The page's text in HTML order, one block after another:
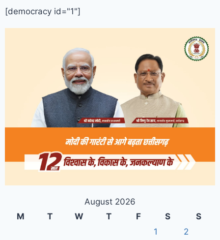
[democracy id="1"]
August 2026
M
T W T F S
S
1
2